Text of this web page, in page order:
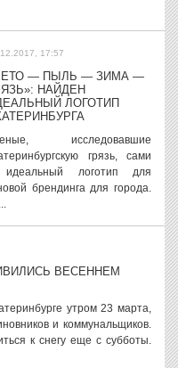
17:57
— ПЫЛЬ — ЗИМА —
НАЙДЕН
ЛОГОТИП
исследовавшие
грязь, сами
логотип для
брендинга для города.
ВЕСЕННЕМ
утром 23 марта,
и коммунальщиков.
к снегу еще с субботы.